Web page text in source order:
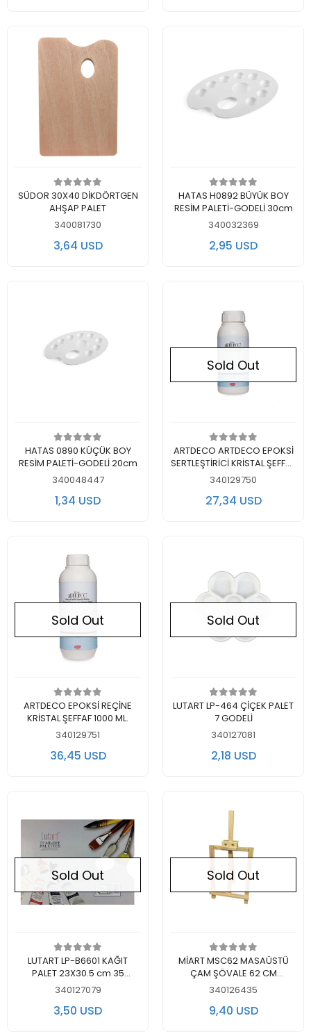
Add to cart
SÜDOR 30X40 DİKDÖRTGEN
AHŞAP PALET
340081730
3,64 USD
Add to cart
HATAS H0892 BÜYÜK BOY
RESİM PALETİ-GODELİ 30cm
340032369
2,95 USD
Add to cart
HATAS 0890 KÜÇÜK BOY
RESİM PALETİ-GODELİ 20cm
340048447
1,34 USD
Out of stock
Sold Out
ARTDECO ARTDECO EPOKSİ
SERTLEŞTİRİCİ KRİSTAL ŞEFFAF
500 ML.
340129750
27,34 USD
Out of stock
Sold Out
ARTDECO EPOKSİ REÇİNE
KRİSTAL ŞEFFAF 1000 ML.
340129751
36,45 USD
Out of stock
Sold Out
LUTART LP-464 ÇİÇEK PALET
7 GODELİ
340127081
2,18 USD
Out of stock
Sold Out
LUTART LP-B6601 KAĞIT
PALET 23X30.5 cm 35
YAPRAK
340127079
3,50 USD
Out of stock
Sold Out
MİART MSC62 MASAÜSTÜ
ÇAM ŞÖVALE 62 CM
(KUTULU)
340126435
9,40 USD